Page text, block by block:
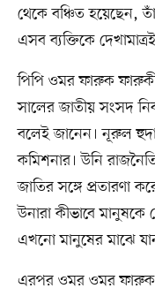
থেকে বঞ্চিত হয়েছেন,
এসব ব্যক্তিকে
পিপি ওমর ফারুক
সালের জাতীয় সংসদ
বলেই জানেন। নূরুল হুদা
কমিশনার। উনি
জাতির সঙ্গে প্রতারণা
উনারা কীভাবে মানুষকে
এখনো মানুষের মাঝে
এরপর ওমর ওমর ফারুক